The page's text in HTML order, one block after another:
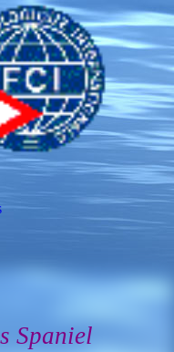
Spaniel